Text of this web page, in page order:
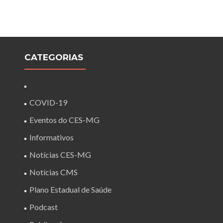
CATEGORIAS
COVID-19
Eventos do CES-MG
Informativos
Notícias CES-MG
Notícias CMS
Plano Estadual de Saúde
Podcast